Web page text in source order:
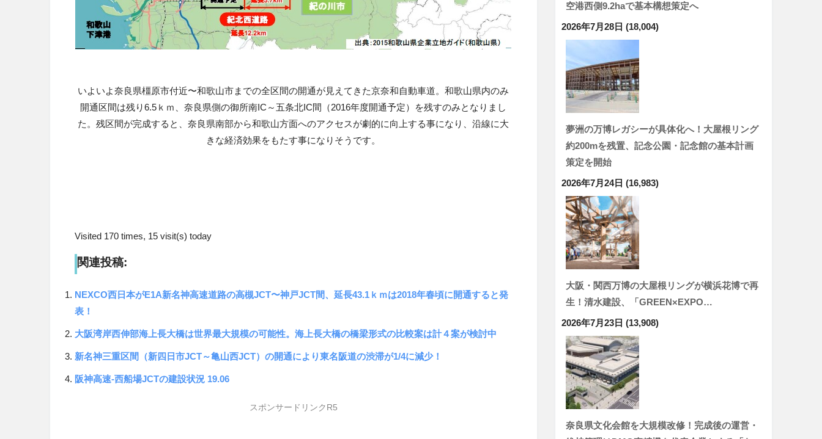
いよいよ奈良県橿原市付近〜和歌山市までの全区間の開通が見えてきた京奈和自動車道。和歌山県内のみ
開通区間は残り6.5ｋｍ、奈良県側の御所南IC～五条北IC間（2016年度開通予定）を残すのみとなりまし
た。残区間が完成すると、奈良県南部から和歌山方面へのアクセスが劇的に向上する事になり、沿線に大
きな経済効果をもたす事になりそうです。
Visited 170 times, 15 visit(s) today
関連投稿:
NEXCO西日本がE1A新名神高速道路の高槻JCT〜神戸JCT間、延長43.1ｋｍは2018年春頃に開通すると発
表！
大阪湾岸西伸部海上長大橋は世界最大規模の可能性。海上長大橋の橋梁形式の比較案は計４案が検討中
新名神三重区間（新四日市JCT～亀山西JCT）の開通により東名阪道の渋滞が1/4に減少！
阪神高速-西船場JCTの建設状況 19.06
スポンサードリンクR5
空港西側9.2haで基本構想策定へ
2026年7月28日 (18,004)
夢洲の万博レガシーが具体化へ！大屋根リング
約200mを残置、記念公園・記念館の基本計画
策定を開始
2026年7月24日 (16,983)
大阪・関西万博の大屋根リングが横浜花博で再
生！清水建設、「GREEN×EXPO…
2026年7月23日 (13,908)
奈良県文化会館を大規模改修！完成後の運営・